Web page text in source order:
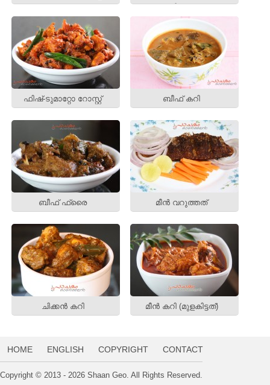
ചിക്കന്‍
ഫിഷ്‌-ടുമാറ്റോ റോസ്റ്റ് ബീഫ് കറി
ബീഫ് ഫ്രൈ മീന്‍ വറുത്തത്‌
ചിക്കന്‍ കറി മീന്‍ കറി (മുളകിട്ടത്‌)
HOME ENGLISH COPYRIGHT CONTACT
Copyright © 2013 - 2026 Shaan Geo. All Rights Reserved.